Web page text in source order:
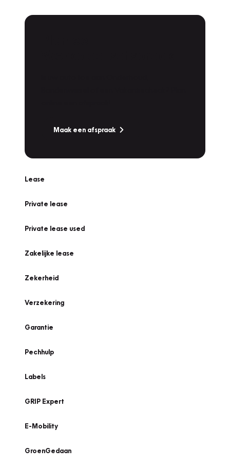
Maak een afspraak
Lease
Private lease
Private lease used
Zakelijke lease
Zekerheid
Verzekering
Garantie
Pechhulp
Labels
GRIP Expert
E-Mobility
GroenGedaan